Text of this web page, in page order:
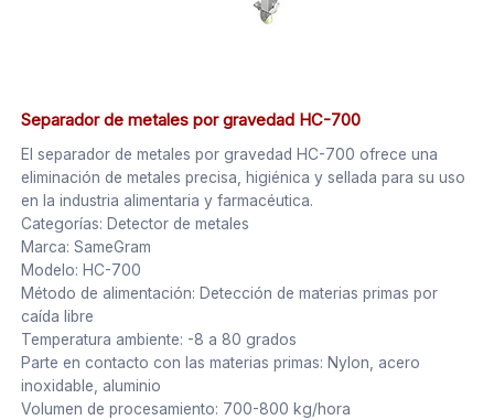
Separador de metales por gravedad HC-700
El separador de metales por gravedad HC-700 ofrece una
eliminación de metales precisa, higiénica y sellada para su uso
en la industria alimentaria y farmacéutica.
Categorías: Detector de metales
Marca: SameGram
Modelo: HC-700
Método de alimentación: Detección de materias primas por
caída libre
Temperatura ambiente: -8 a 80 grados
Parte en contacto con las materias primas: Nylon, acero
inoxidable, aluminio
Volumen de procesamiento: 700-800 kg/hora